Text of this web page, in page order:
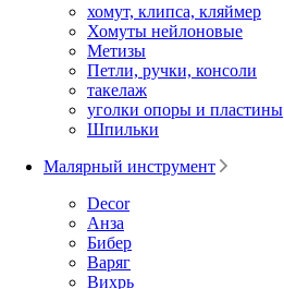
хомут, клипса, кляймер
Хомуты нейлоновые
Метизы
Петли, ручки, консоли
такелаж
уголки опоры и пластины
Шпильки
Малярный инструмент
Decor
Анза
Бибер
Варяг
Вихрь